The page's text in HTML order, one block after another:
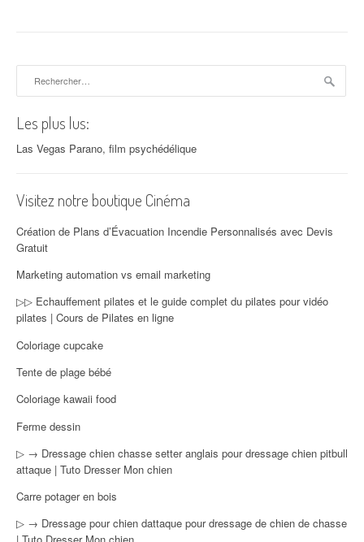
Les plus lus:
Las Vegas Parano, film psychédélique
Visitez notre boutique Cinéma
Création de Plans d’Évacuation Incendie Personnalisés avec Devis
Gratuit
Marketing automation vs email marketing
▷▷ Echauffement pilates et le guide complet du pilates pour vidéo
pilates | Cours de Pilates en ligne
Coloriage cupcake
Tente de plage bébé
Coloriage kawaii food
Ferme dessin
▷ → Dressage chien chasse setter anglais pour dressage chien pitbull
attaque | Tuto Dresser Mon chien
Carre potager en bois
▷ → Dressage pour chien dattaque pour dressage de chien de chasse